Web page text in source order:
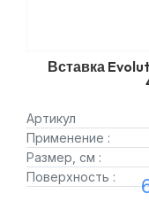
Вставка
Артикул
Применение :
Размер, см :
Поверхность :